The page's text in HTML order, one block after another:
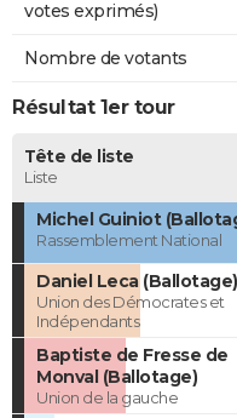
votes exprimés)
Nombre de votants
Résultat 1er tour
Tête de liste
Liste
Michel Guiniot
Rassemblement National
Daniel Leca (Ballotage)
Union des Démocrates et
Indépendants
Baptiste de Fresse de
Monval (Ballotage)
Union de la gauche